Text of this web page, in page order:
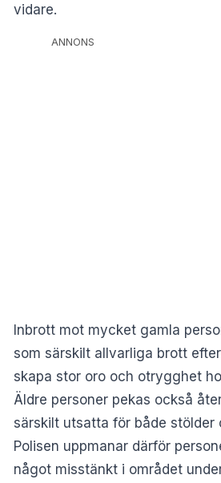
vidare.
ANNONS
Inbrott mot mycket gamla
som särskilt allvarliga brott
skapa stor oro och otrygghet
Äldre personer pekas också
särskilt utsatta för både stölder
Polisen uppmanar därför
något misstänkt i området